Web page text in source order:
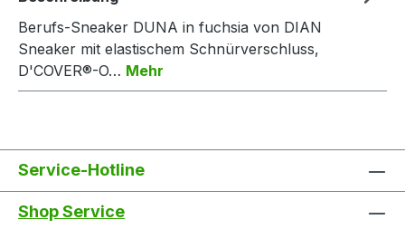
Berufs-Sneaker DUNA in fuchsia von DIAN
Sneaker mit elastischem Schnürverschluss,
D'COVER®-O… Mehr
Service-Hotline
Shop Service